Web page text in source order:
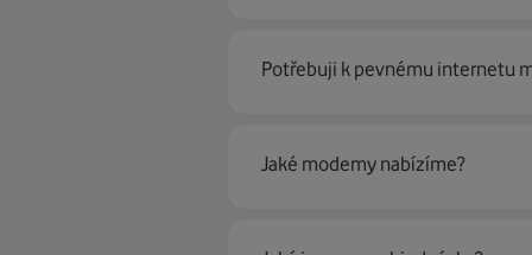
Pevný internet můžeme
Potřebuji k pevnému internetu
Ano, potřebujete. Rádi vám ho
poradí naši proškolení prodejci
Jaké modemy nabízíme?